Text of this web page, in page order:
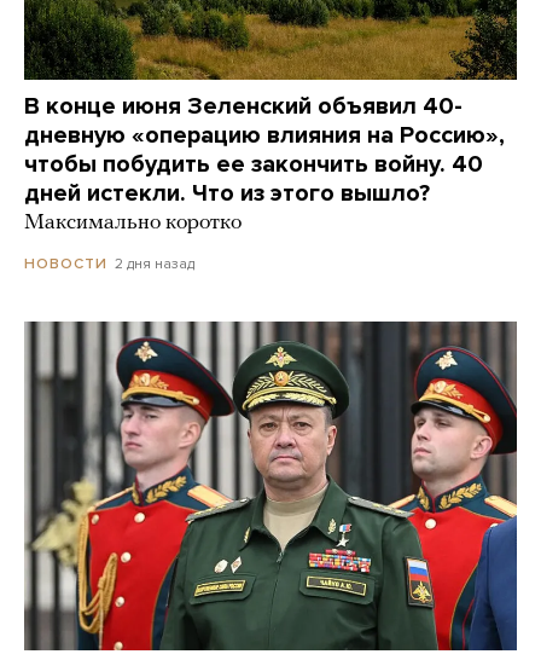
В конце июня Зеленский объявил 40-
дневную «операцию влияния на Россию»,
чтобы побудить ее закончить войну. 40
дней истекли. Что из этого вышло?
Максимально коротко
НОВОСТИ 2 дня назад